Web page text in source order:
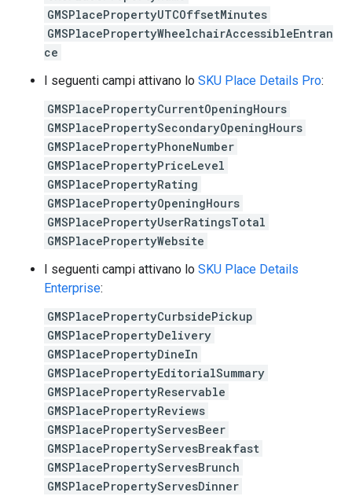
GMSPlacePropertyUTCOffsetMinutes
GMSPlacePropertyWheelchairAccessibleEntran
ce
I seguenti campi attivano lo SKU Place Details Pro:
GMSPlacePropertyCurrentOpeningHours
GMSPlacePropertySecondaryOpeningHours
GMSPlacePropertyPhoneNumber
GMSPlacePropertyPriceLevel
GMSPlacePropertyRating
GMSPlacePropertyOpeningHours
GMSPlacePropertyUserRatingsTotal
GMSPlacePropertyWebsite
I seguenti campi attivano lo SKU Place Details
Enterprise:
GMSPlacePropertyCurbsidePickup
GMSPlacePropertyDelivery
GMSPlacePropertyDineIn
GMSPlacePropertyEditorialSummary
GMSPlacePropertyReservable
GMSPlacePropertyReviews
GMSPlacePropertyServesBeer
GMSPlacePropertyServesBreakfast
GMSPlacePropertyServesBrunch
GMSPlacePropertyServesDinner